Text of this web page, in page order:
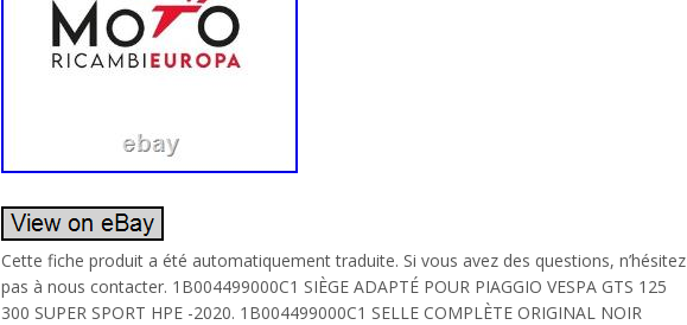
Cette fiche produit a été automatiquement traduite. Si vous avez des questions, n’hésitez
pas à nous contacter. 1B004499000C1 SIÈGE ADAPTÉ POUR PIAGGIO VESPA GTS 125
300 SUPER SPORT HPE -2020. 1B004499000C1 SELLE COMPLÈTE ORIGINAL NOIR